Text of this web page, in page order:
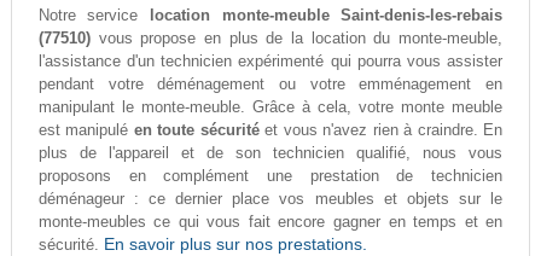
Notre service
location monte-meuble Saint-denis-les-rebais
(77510)vous propose en plus de la location du monte-meuble,
l'assistance d'un technicien expérimenté qui pourra vous assister
pendant votre déménagement ou votre emménagement en
manipulant le monte-meuble. Grâce à cela, votre monte meuble
est manipulé en toute sécuritéet vous n'avez rien à craindre. En
plus de l'appareil et de son technicien qualifié, nous vous
proposons en complément une prestation de technicien
déménageur : ce dernier place vos meubles et objets sur le
monte-meubles ce qui vous fait encore gagner en temps et en
sécurité. En savoir plus sur nos prestations.